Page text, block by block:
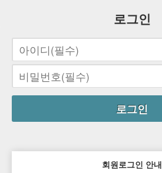
로그인
회원로그인 안내